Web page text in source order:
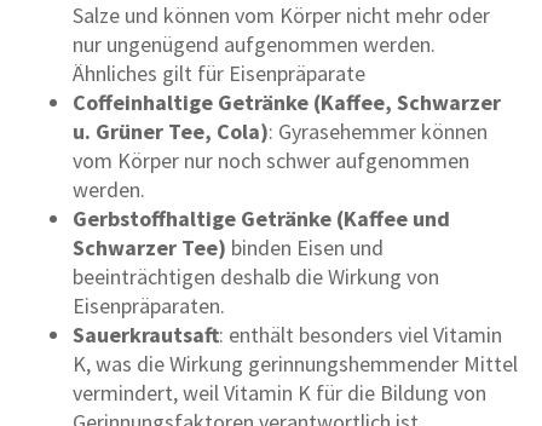
Salze und können vom Körper nicht mehr oder
nur ungenügend aufgenommen werden.
Ähnliches gilt für Eisenpräparate
Coffeinhaltige Getränke (Kaffee, Schwarzer
u. Grüner Tee, Cola): Gyrasehemmer können
vom Körper nur noch schwer aufgenommen
werden.
Gerbstoffhaltige Getränke (Kaffee und
Schwarzer Tee) binden Eisen und
beeinträchtigen deshalb die Wirkung von
Eisenpräparaten.
Sauerkrautsaft: enthält besonders viel Vitamin
K, was die Wirkung gerinnungshemmender Mittel
vermindert, weil Vitamin K für die Bildung von